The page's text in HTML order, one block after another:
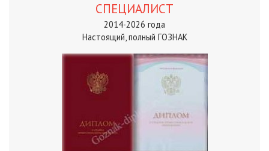
СПЕЦИАЛИСТ
2014-2026 года
Настоящий, полный ГОЗНАК